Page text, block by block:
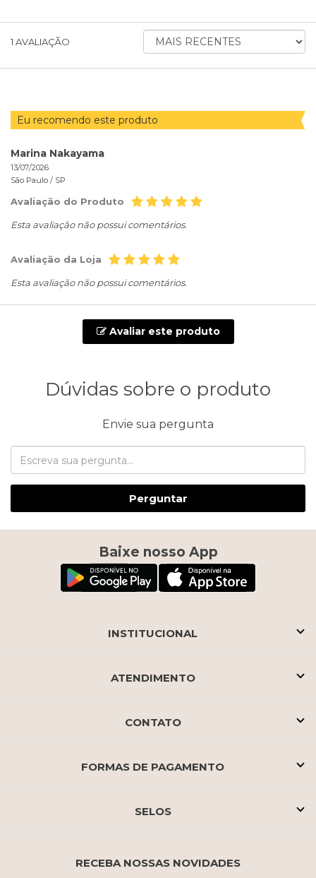
1 AVALIAÇÃO
ORDENAR
AVALIAÇÕES
Eu recomendo este produto
Marina Nakayama
13/07/2026
São Paulo / SP
Avaliação do Produto
Esta avaliação não possui comentários.
Avaliação da Loja
Esta avaliação não possui comentários.
Avaliar este produto
Dúvidas sobre o produto
Envie sua pergunta
Perguntar
Baixe nosso App
INSTITUCIONAL
ATENDIMENTO
CONTATO
FORMAS DE PAGAMENTO
SELOS
RECEBA NOSSAS NOVIDADES